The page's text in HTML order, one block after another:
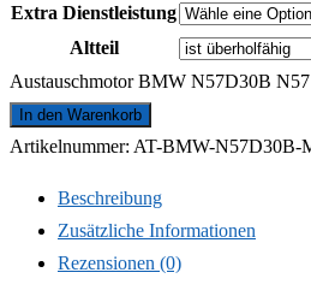
Extra Dienstleistung
Altteil
Austauschmotor BMW N57D30B
In den Warenkorb
Artikelnummer: AT-BMW-N57D30B-
Beschreibung
Zusätzliche Informationen
Rezensionen (0)